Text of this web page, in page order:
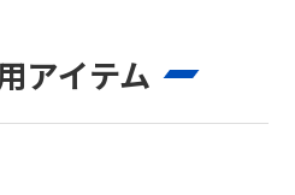
アイテム